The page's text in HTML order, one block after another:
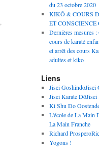
,
du 23 octobre 2020
KIKÔ & COURS
ET CONSCIENCE
Dernières mesures
cours de karaté
et arrêt des cours
adultes et kiko
Liens
Jisei GoshindoJisei
Jisei Karate DôJisei
Ki Shu Do
L'école de La Main
La Main Franche
Richard
Yogons !